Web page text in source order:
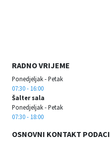
RADNO VRIJEME
Ponedjeljak - Petak
07:30 - 16:00
Šalter sala
Ponedjeljak - Petak
07:30 - 18:00
OSNOVNI KONTAKT PODACI